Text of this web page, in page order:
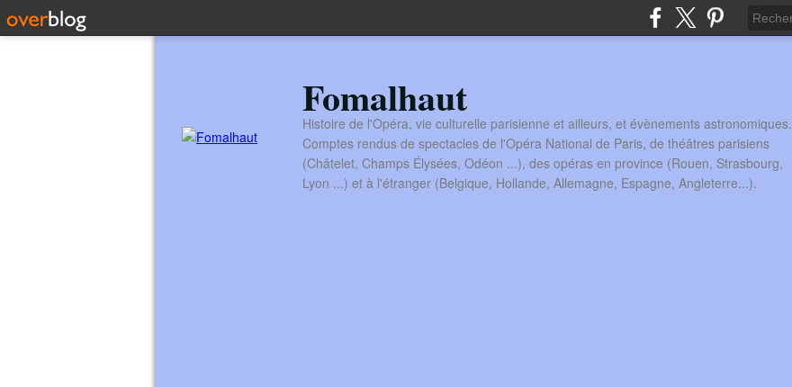
Fomalhaut
Histoire de l'Opéra, vie culturelle parisienne et ailleurs, et évènements astronomiques.
Comptes rendus de spectacles de l'Opéra National de Paris, de théâtres parisiens
(Châtelet, Champs Élysées, Odéon ...), des opéras en province (Rouen, Strasbourg,
Lyon ...) et à l'étranger (Belgique, Hollande, Allemagne, Espagne, Angleterre...).